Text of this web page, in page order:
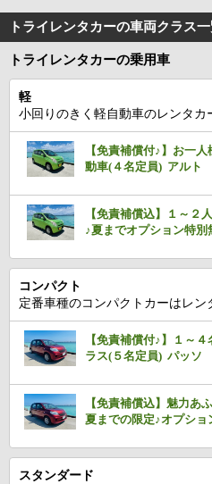
トライレンタカーの車両クラス
トライレンタカーの乗用車
軽
小回りのきく軽自動車のレンタカ
【免責補償付♪】お一
動車(４名定員) アルト
【免責補償込】１～２
♪夏までオプション特別
コンパクト
定番車種のコンパクトカーはレン
【免責補償付♪】１～
ラス(５名定員) パッソ
【免責補償込】魅力あ
夏までの限定♪オプショ
スタンダード